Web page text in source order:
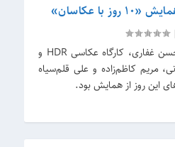
عکاسان»
|
رونمایی از کتاب عکس‌های حسن غفاری، کارگاه عکاسی HDR و
مریم کاظم‌زاده و علی قلم‌سیاه
این روز از همایش بود.